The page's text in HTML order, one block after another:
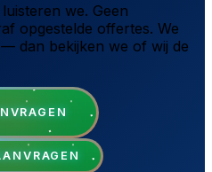
we. Geen
opgestelde offertes. We
dan bekijken we of wij de